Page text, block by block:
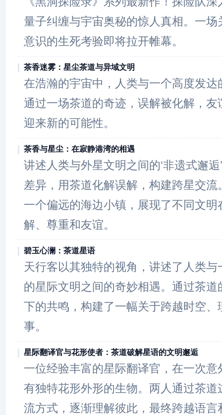
量子纠缠与宇宙奥秘的惊人真相。一场
意识的生死考验即将拉开帷幕。
茶香迷雾：星尘茶道与异域文明
在浩瀚的宇宙中，人类与一个高度发达
通过一场茶道的奇迹，误解被化解，友
迎来新的可能性。
茶香与星尘：在寂静港湾的相遇
讲述人类与外星文明之间的‘非遗式邂
差异，用茶道化解误解，构建跨星交
一个偏远的海边小镇，展现了不同文明
解、尊重和友谊。
碧玉心澜：茶道星语
天行客以其独特的视角，讲述了人类
的星际文明之间的奇妙相遇。通过茶
下的共鸣，构建了一幅关于跨越时空、
事。
星际翻译官与花形使者：茶道破解星语的文明邂逅
一位经验丰富的星际翻译官，在一次
有独特花形外形的生物。两人通过茶道
流方式，逐渐理解彼此，最终跨越语言